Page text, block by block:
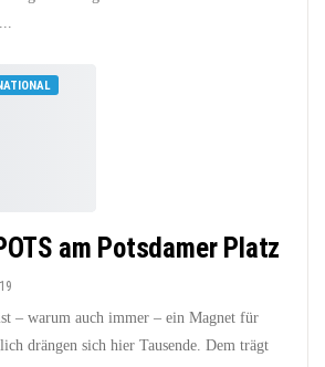
am Potsdamer Platz
– warum auch immer – ein Magnet für
drängen sich hier Tausende. Dem trägt